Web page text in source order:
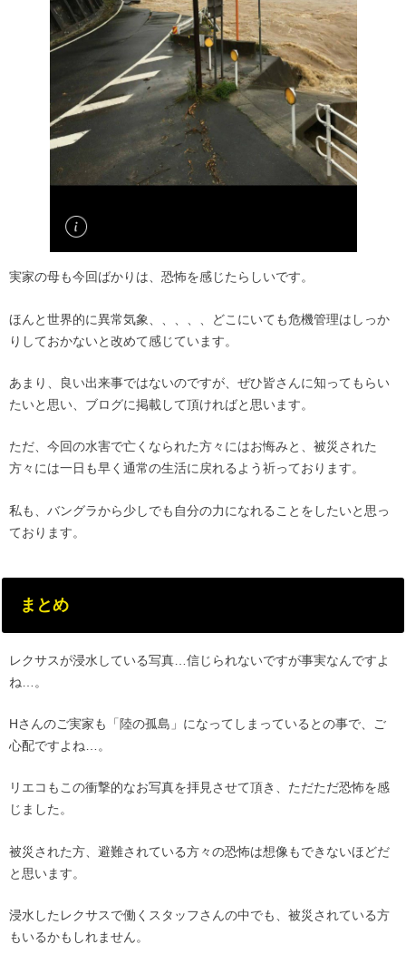
実家の母も今回ばかりは、恐怖を感じたらしいです。
ほんと世界的に異常気象、、、、、どこにいても危機管理はしっか
りしておかないと改めて感じています。
あまり、良い出来事ではないのですが、ぜひ皆さんに知ってもらい
たいと思い、ブログに掲載して頂ければと思います。
ただ、今回の水害で亡くなられた方々にはお悔みと、被災された
方々には一日も早く通常の生活に戻れるよう祈っております。
私も、バングラから少しでも自分の力になれることをしたいと思っ
ております。
まとめ
レクサスが浸水している写真…信じられないですが事実なんですよ
ね…。
Hさんのご実家も「陸の孤島」になってしまっているとの事で、ご
心配ですよね…。
リエコもこの衝撃的なお写真を拝見させて頂き、ただただ恐怖を感
じました。
被災された方、避難されている方々の恐怖は想像もできないほどだ
と思います。
浸水したレクサスで働くスタッフさんの中でも、被災されている方
もいるかもしれません。